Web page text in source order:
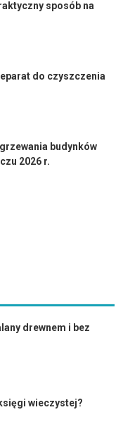
sposób na
do czyszczenia
budynków
2026 r.
drewnem i bez
wieczystej?